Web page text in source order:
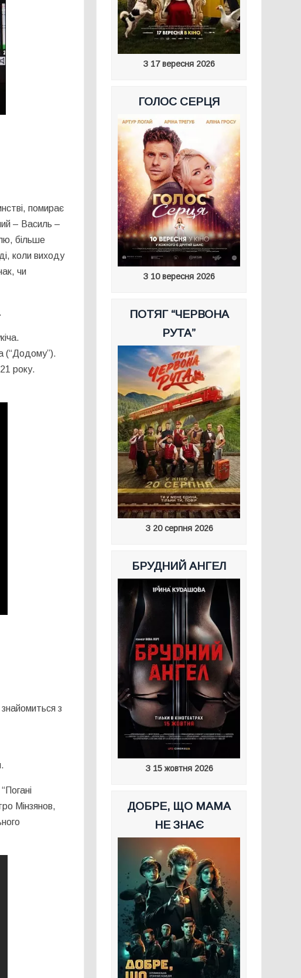
помирає
– Василь –
більше
коли виходу
чи
(“Додому”).
року.
знайомиться з
Мінзянов,
З 17 вересня 2026
ГОЛОС СЕРЦЯ
З 10 вересня 2026
ПОТЯГ “ЧЕРВОНА
РУТА”
З 20 серпня 2026
БРУДНИЙ АНГЕЛ
З 15 жовтня 2026
ДОБРЕ, ЩО МАМА
НЕ ЗНАЄ